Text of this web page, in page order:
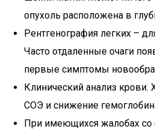
опухоль расположена в
Рентгенография легких –
Часто отдаленные очаги
первые симптомы
Клинический анализ
СОЭ и снижение
При имеющихся жалобах со